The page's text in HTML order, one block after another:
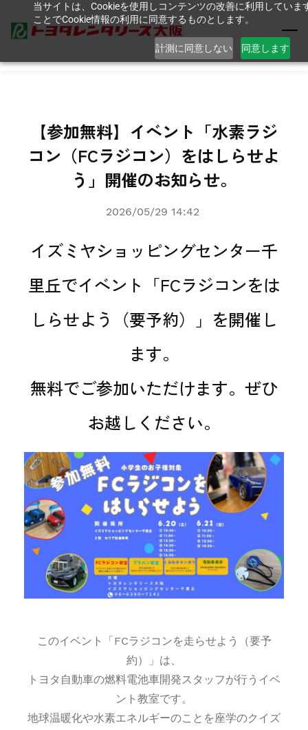
当サイトは、Cookieを使用しコンテンツの改善に利用していま
ことでCookie情報の利用に同意するものとします。
計測に同意しない 同意します
content
【参加無料】イベント「水素ラジ
コン（FCラジコン）をはしらせよ
う」開催のお知らせ。
2026/05/29 14:42
イズミヤショッピングセンター千
里丘でイベント「FCラジコンをは
しらせよう（要予約）」を開催し
ます。
無料でご参加いただけます。ぜひ
お越しください。
このイベント「FCラジコンを走らせよう（要予
約）」は、
トヨタ自動車の燃料電池車開発スタッフが行うイベ
ント教室です。
地球温暖化や水素エネルギーのことを座学のクイズ